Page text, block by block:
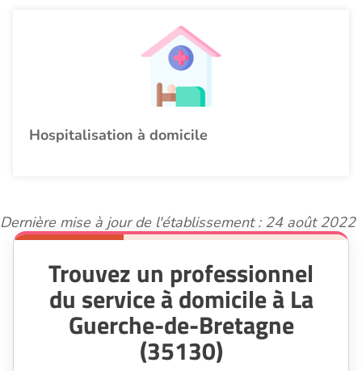
Hospitalisation à domicile
Dernière mise à jour de l'établissement : 24 août 2022
Trouvez un professionnel
du service à domicile à La
Guerche-de-Bretagne
(35130)